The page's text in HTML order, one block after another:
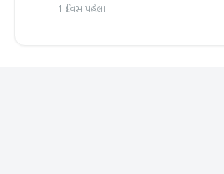
1 દિવસ પહેલા